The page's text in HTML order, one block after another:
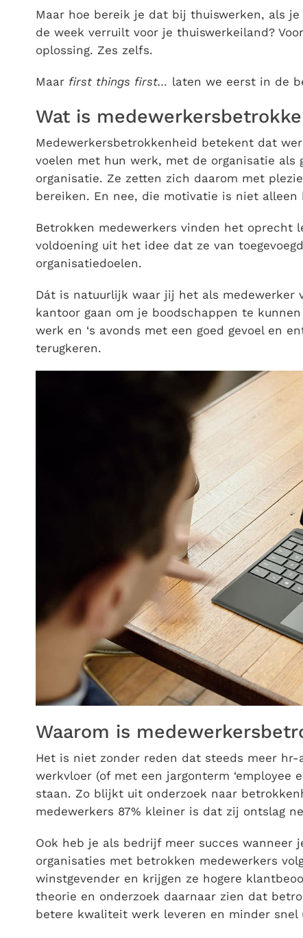
Maar hoe bereik je dat bij thuiswerken, als
de week verruilt voor je thuiswerkeiland?
oplossing. Zes zelfs.
Maar first things first… laten we eerst in de
Wat is
Medewerkersbetrokkenheid betekent dat
voelen met hun werk, met de organisatie als
organisatie. Ze zetten zich daarom met
bereiken. En nee, die motivatie is niet alleen
Betrokken medewerkers vinden het oprecht
voldoening uit het idee dat ze van
organisatiedoelen.
Dát is natuurlijk waar jij het als medewerker
kantoor gaan om je boodschappen te
werk en ‘s avonds met een goed gevoel en
terugkeren.
Waarom is
Het is niet zonder reden dat steeds meer
werkvloer (of met een jargonterm ‘employee
staan. Zo blijkt uit onderzoek naar
medewerkers 87% kleiner is dat zij ontslag
Ook heb je als bedrijf meer succes wanneer
organisaties met betrokken medewerkers
winstgevender en krijgen ze hogere
theorie en onderzoek daarnaar zien dat
betere kwaliteit werk leveren en minder snel